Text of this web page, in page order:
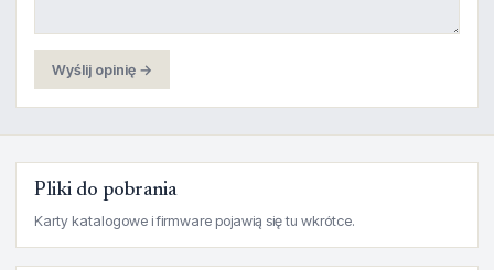
Wyślij opinię →
Pliki do pobrania
Karty katalogowe i firmware pojawią się tu wkrótce.